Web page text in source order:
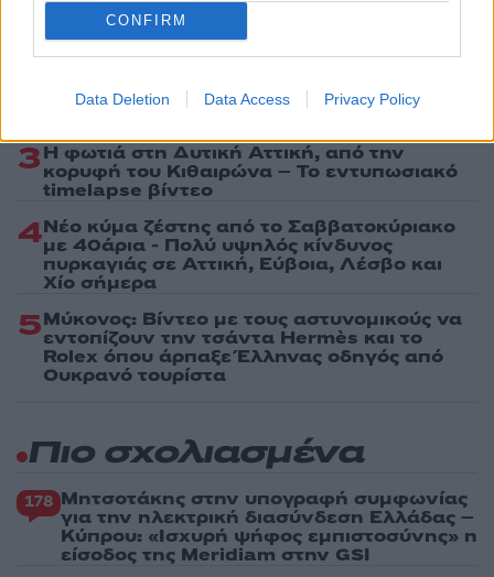
CONFIRM
Data Deletion Data Access Privacy Policy
Τουρισμός για Όλους 2026: Σήμερα ανοίγει
η πλατφόρμα – Ποια ΑΦΜ προηγούνται
στις αιτήσεις
ταξίδι στην Αράχωβα – Όσα ισχυρίστηκε ο
3Η φωτιά στη Δυτική Αττική, από την
κορυφή του Κιθαιρώνα – Το εντυπωσιακό
timelapse βίντεο
4Νέο κύμα ζέστης από το Σαββατοκύριακο
με 40άρια - Πολύ υψηλός κίνδυνος
πυρκαγιάς σε Αττική, Εύβοια, Λέσβο και
Χίο σήμερα
5Μύκονος: Βίντεο με τους αστυνομικούς να
εντοπίζουν την τσάντα Hermès και το
Rolex όπου άρπαξε Έλληνας οδηγός από
Ουκρανό τουρίστα
Πιο σχολιασμένα
178 Μητσοτάκης στην υπογραφή συμφωνίας
για την ηλεκτρική διασύνδεση Ελλάδας –
Κύπρου: «Ισχυρή ψήφος εμπιστοσύνης» η
είσοδος της Meridiam στην GSI